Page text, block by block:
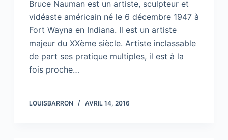
Bruce Nauman est un artiste, sculpteur et
vidéaste américain né le 6 décembre 1947 à
Fort Wayna en Indiana. Il est un artiste
majeur du XXème siècle. Artiste inclassable
de part ses pratique multiples, il est à la
fois proche…
LOUISBARRON AVRIL 14, 2016